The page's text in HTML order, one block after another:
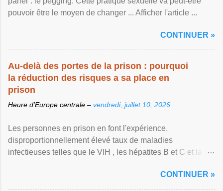
pouvoir être le moyen de changer ... Afficher l'article ...
CONTINUER »
Au-delà des portes de la prison : pourquoi
la réduction des risques a sa place en
prison
Heure d’Europe centrale – vendredi, juillet 10, 2026
Les personnes en prison en font l'expérience.
disproportionnellement élevé taux de maladies
infectieuses telles que le VIH , les hépatites B et C et la ...
CONTINUER »